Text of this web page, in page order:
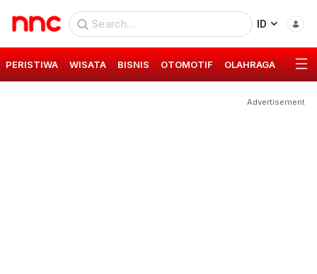
ID
PERISTIWA WISATA BISNIS OTOMOTIF OLAHRAGA GAYA
Advertisement